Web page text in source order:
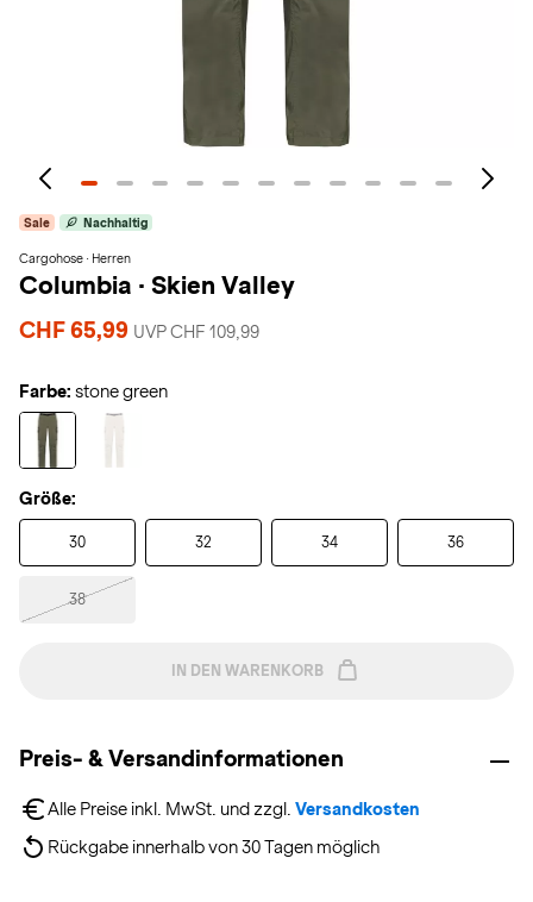
Sale Nachhaltig
Cargohose · Herren
Columbia · Skien Valley
CHF 65,99 UVP CHF 109,99
Farbe: stone green
Größe:
30 32 34 36
38
IN DEN WARENKORB
Preis- & Versandinformationen
Alle Preise inkl. MwSt. und zzgl. Versandkosten
Rückgabe innerhalb von 30 Tagen möglich